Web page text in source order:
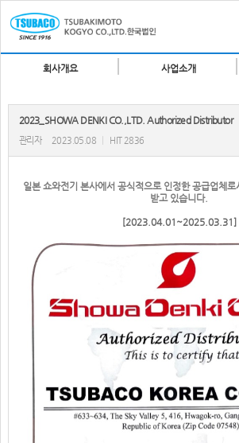
회사개요 사업소개
2023_SHOWA DENKI CO.,LTD. Authorized Distributor
관리자 2023.05.08 HIT 2836
일본 쇼와전기 본사에서 공식적으로 인정한 공급업체 로
받고 있습니다.
［2023.04.01~2025.03.31］